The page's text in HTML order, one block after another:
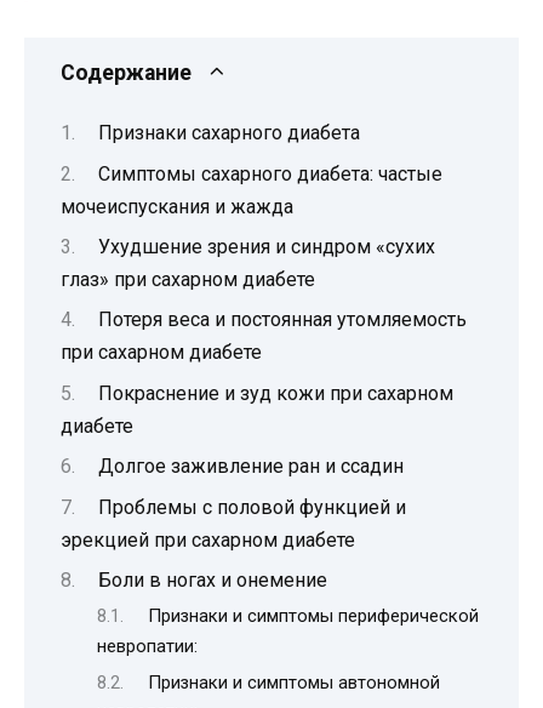
Содержание
Признаки сахарного диабета
Симптомы сахарного диабета: частые
мочеиспускания и жажда
Ухудшение зрения и синдром «сухих
глаз» при сахарном диабете
Потеря веса и постоянная утомляемость
при сахарном диабете
Покраснение и зуд кожи при сахарном
диабете
Долгое заживление ран и ссадин
Проблемы с половой функцией и
эрекцией при сахарном диабете
Боли в ногах и онемение
Признаки и симптомы периферической
невропатии:
Признаки и симптомы автономной